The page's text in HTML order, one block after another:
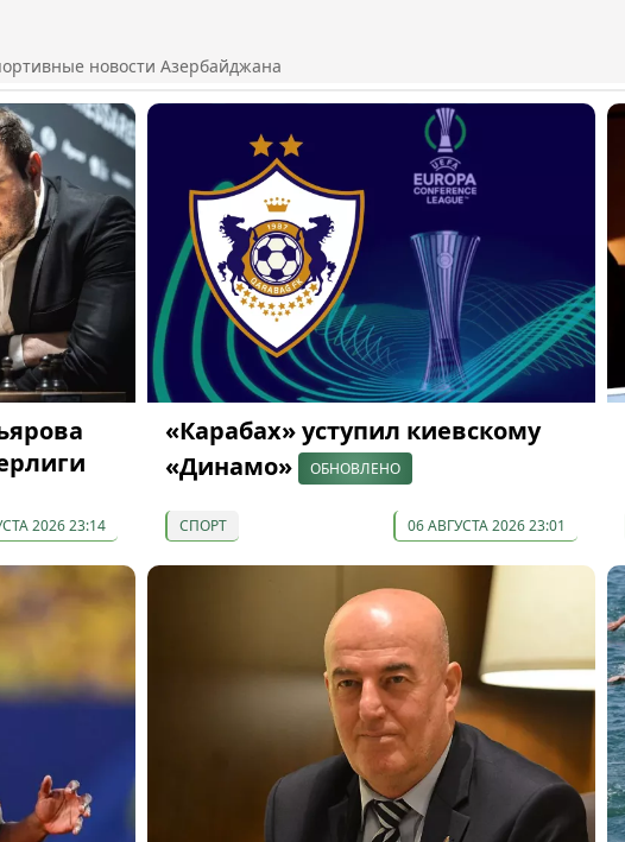
новости Азербайджана
2026 23:14
«Карабах» уступил киевскому
«Динамо»
ОБНОВЛЕНО
СПОРТ 06 АВГУСТА 2026 23:01